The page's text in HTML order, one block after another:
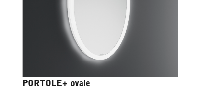
PORTOLE+ ovale